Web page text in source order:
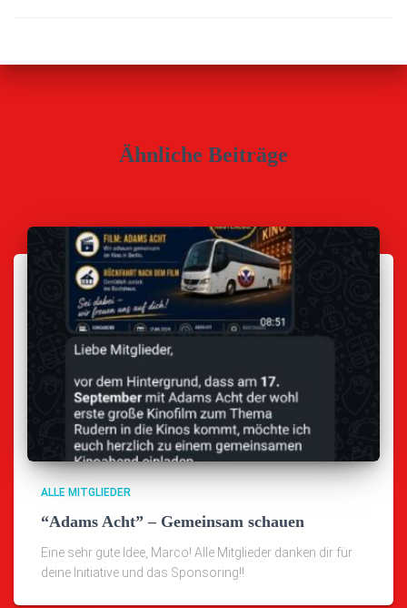
Ähnliche Beiträge
ALLE MITGLIEDER
“Adams Acht” – Gemeinsam schauen
Eine sehr gute Idee, Marco! Alle Mitglieder danken dir für
deine Initiative und das Sponsoring!!